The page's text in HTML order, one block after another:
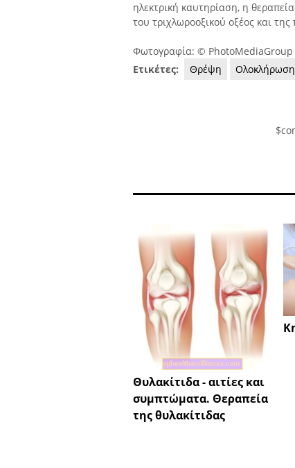
ηλεκτρική καυτηρίαση, η
του τριχλωροοξικού οξέος και
Φωτογραφία: © PhotoMediaGroup
Ετικέτες:
Θρέψη
Θυλακίτιδα - αιτίες και
συμπτώματα. Θεραπεία
της θυλακίτιδας